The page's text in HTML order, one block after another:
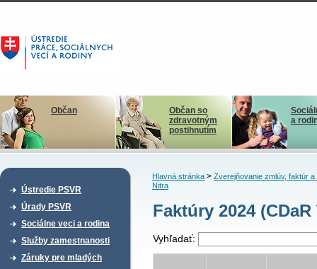
Občan
Občan so
zdravotným
postihnutím
a
Ústredie PSVR
Úrady PSVR
Sociálne veci a rodina
Služby zamestnanosti
Záruky pre mladých
Hlavná stránka> Zverejňovanie zmlúv, faktúr a
Nitra
Faktúry 2024
Vyhľadať: